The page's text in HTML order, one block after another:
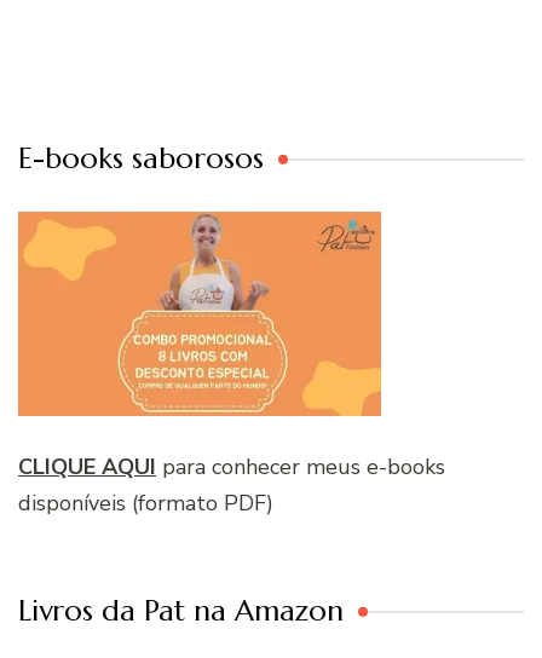
E-books saborosos
CLIQUE AQUI para conhecer meus e-books
disponíveis (formato PDF)
Livros da Pat na Amazon